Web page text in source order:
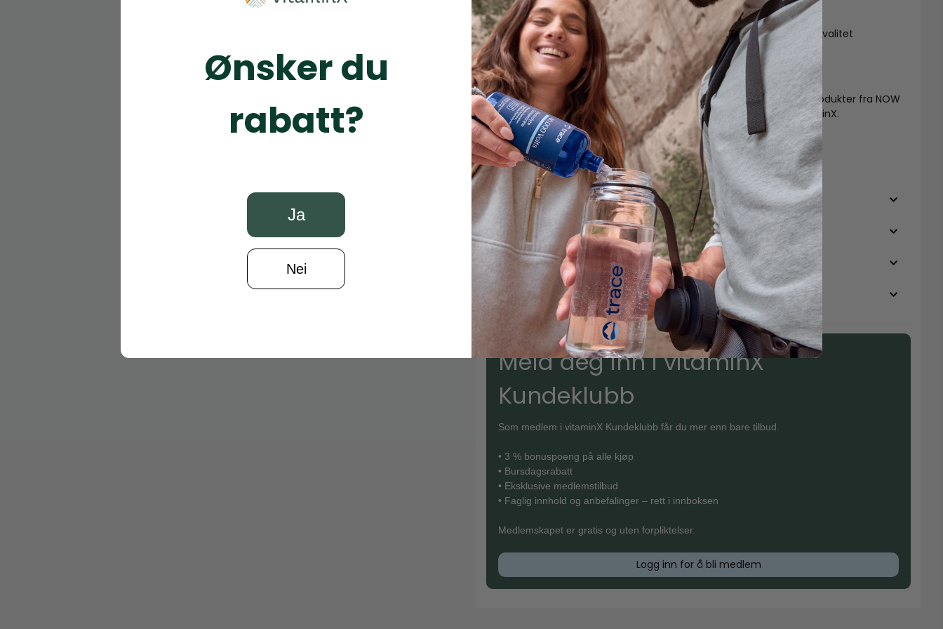
Ingredienser: Prunus Armeniaca (aprikos) kjerneolje.
NOW Solutions-produktene er analytisk testet for å sikre høyeste kvalitet
NOW Solutions-produkter testes ikke på dyr.
Klar flaske som inneholder UV-lysbeskyttelsesmiddel.
I vår nettbutikk vitaminX med lager i Norge kjøper du skjønnhetsprodukter fra NOW
Foods av høyeste kvalitet. Kjøp Arganolje trygt og sikkert hos vitaminX.
118 mililiter
Glatter ut linjer i huden
Tilfører fuktighet til håret
Produsent
Omtaler
Bruk og lagring
Innhold
Meld deg inn i vitaminX
Kundeklubb
Som medlem i vitaminX Kundeklubb får du mer enn bare tilbud.
• 3 % bonuspoeng på alle kjøp
• Bursdagsrabatt
• Eksklusive medlemstilbud
• Faglig innhold og anbefalinger – rett i innboksen
Medlemskapet er gratis og uten forpliktelser.
Logg inn for å bli medlem
Ønsker du
rabatt?
Ja
Nei